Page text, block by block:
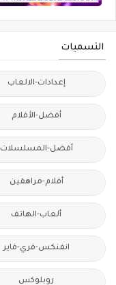
التسميات
إعدادات-الالعاب
أفضل-الأفلام
أفضل-المسلسلات
أفلام-مراهقين
ألعاب-الهاتف
انفنكس-فري-فاير
روبلوكس